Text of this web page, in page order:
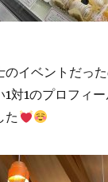
のイベントだっ
1対1のプロフィ
た